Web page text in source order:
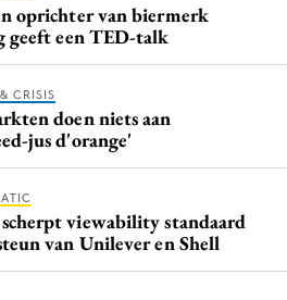
oprichter van biermerk
geeft een TED-talk
CRISIS
doen niets aan
jus d'orange'
viewability standaard
van Unilever en Shell